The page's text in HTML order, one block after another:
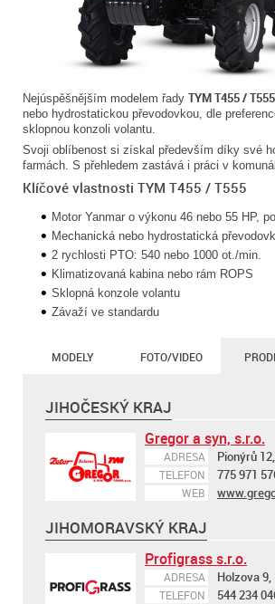
Nejúspěšnějším modelem řady TYM T455 / T555
nebo hydrostatickou převodovkou, dle
sklopnou konzoli volantu.
Svoji oblíbenost si získal především díky své
farmách. S přehledem zastává i práci v
Klíčové vlastnosti TYM T455 / T555
Motor Yanmar o výkonu 46 nebo 55 HP,
Mechanická nebo hydrostatická
2 rychlosti PTO: 540 nebo 1000 ot./min.
Klimatizovaná kabina nebo rám ROPS
Sklopná konzole volantu
Závaží ve standardu
MODELY FOTO/VIDEO
JIHOČESKÝ KRAJ
Gregor a syn, s.r.o.
ADRESA Pionýrů
TELEFON 775 971
WEB
JIHOMORAVSKÝ KRAJ
Profigrass s.r.o.
ADRESA Holzova 9,
TELEFON 544 234